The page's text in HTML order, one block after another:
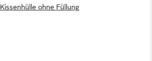
Kissenhülle ohne Füllung